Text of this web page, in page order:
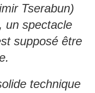
Tserabun)
un spectacle
supposé être
technique